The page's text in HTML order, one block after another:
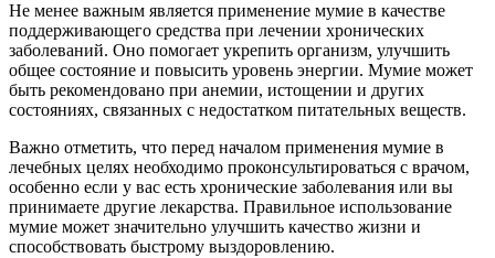
Не менее важным является применение мумие в качестве
поддерживающего средства при лечении хронических
заболеваний. Оно помогает укрепить организм, улучшить
общее состояние и повысить уровень энергии. Мумие может
быть рекомендовано при анемии, истощении и других
состояниях, связанных с недостатком питательных веществ.
Важно отметить, что перед началом применения мумие в
лечебных целях необходимо проконсультироваться с врачом,
особенно если у вас есть хронические заболевания или вы
принимаете другие лекарства. Правильное использование
мумие может значительно улучшить качество жизни и
способствовать быстрому выздоровлению.